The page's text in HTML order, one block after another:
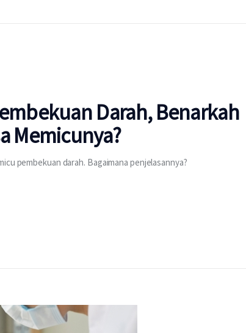
Darah, Benarkah
Memicunya?
pembekuan darah. Bagaimana penjelasannya?